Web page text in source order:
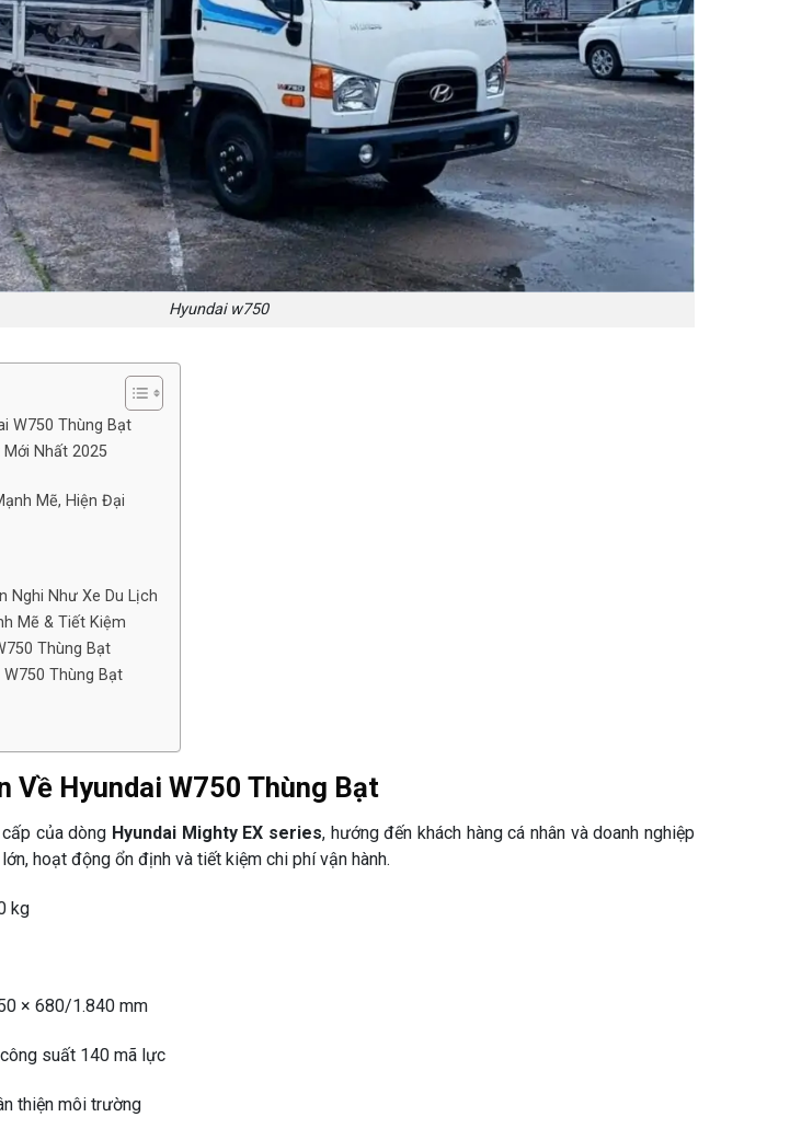
Hyundai w750
W750 Thùng Bạt
Mới Nhất 2025
Mẽ, Hiện Đại
Nghi Như Xe Du Lịch
Mẽ & Tiết Kiệm
Thùng Bạt
Thùng Bạt
Về Hyundai W750 Thùng Bạt
của dòng Hyundai Mighty EX series, hướng đến khách hàng cá nhân và doanh nghiệp
hoạt động ổn định và tiết kiệm chi phí vận hành.
kg
× 680/1.840 mm
suất 140 mã lực
thiện môi trường